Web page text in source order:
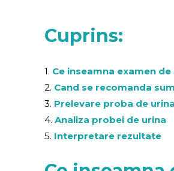
Cuprins:
1. Ce inseamna examen de
2. Cand se recomanda
3. Prelevare proba de urina
4. Analiza probei de urina
5. Interpretare rezultate